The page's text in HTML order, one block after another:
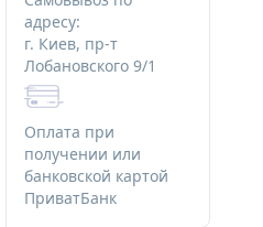
косметики
мыловара
адресу:
г. Киев, пр-т
Лобановского 9/1
Оплата при
получении или
банковской картой
ПриватБанк